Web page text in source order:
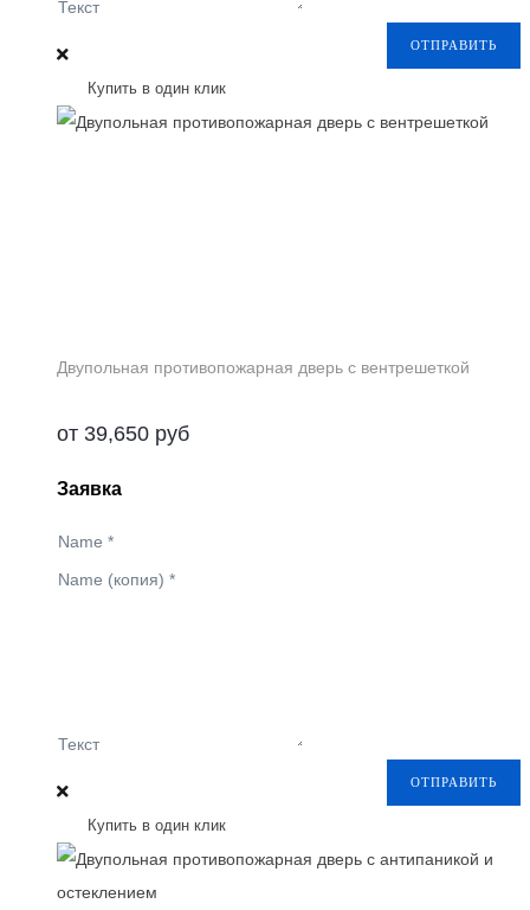
Текст
ОТПРАВИТЬ
Купить в один клик
Двупольная противопожарная дверь с вентрешеткой
от 39,650 руб
Заявка
Name *
Name (копия) *
Текст
ОТПРАВИТЬ
Купить в один клик